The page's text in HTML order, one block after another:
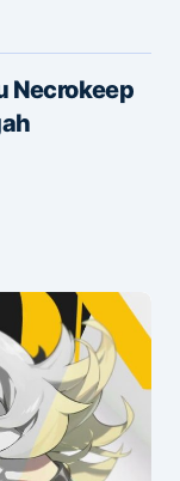
for the
Necrokeep